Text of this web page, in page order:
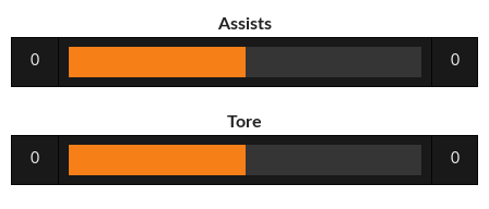
Assists
0 0
Tore
0 0